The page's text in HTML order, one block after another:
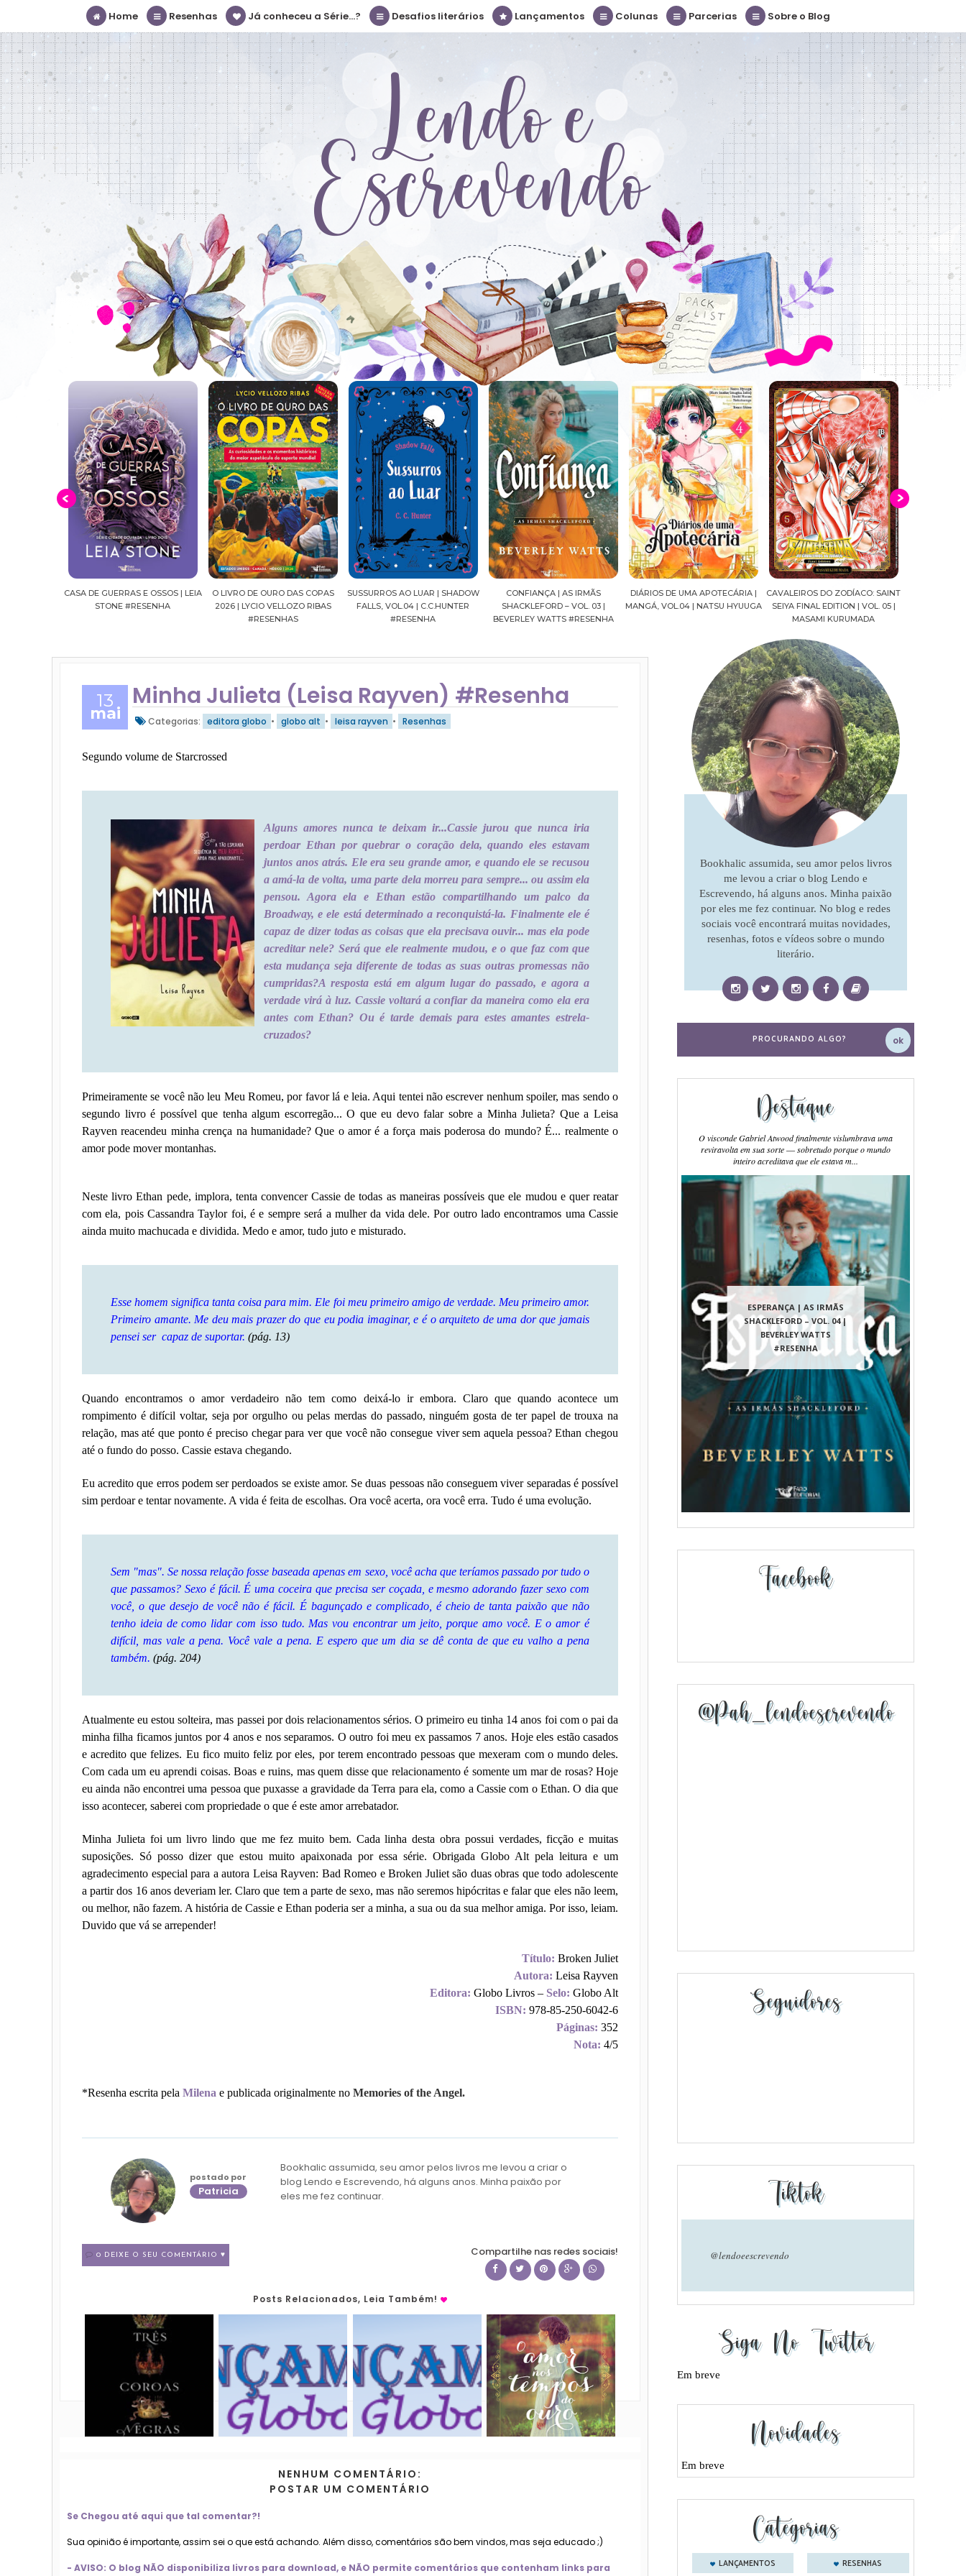
Home Resenhas Já conheceu a Série...? Desafios literários Lançamentos Colunas Parcerias Sobre o Blog
O LIVRO DE OURO DAS COPAS
2026 | LYCIO VELLOZO RIBAS
SUSSURROS AO LUAR | SHADOW
FALLS, VOL.04 | C.C.HUNTER
#RESENHA
CONFIANÇA | AS IRMÃS
SHACKLEFORD – VOL. 03 |
BEVERLEY WATTS #RESENHA
DIÁRIOS DE UMA APOTECÁRIA |
MANGÁ, VOL.04 | NATSU HYUUGA
CAVALEIROS DO ZODÍACO: SAINT
SEIYA FINAL EDITION | VOL. 05 |
CROWN OF WAR AND SHADOW |
J.R.WARD #RESENHA
13
mai
Minha Julieta (Leisa Rayven) #Resenha
Categorias: editora globo • globo alt • leisa rayven • Resenhas
Segundo volume de Starcrossed
Alguns amores nunca te deixam ir...Cassie jurou que nunca iria
perdoar Ethan por quebrar o coração dela, quando eles estavam
juntos anos atrás. Ele era seu grande amor, e quando ele se recusou
a amá-la de volta, uma parte dela morreu para sempre... ou assim ela
pensou. Agora ela e Ethan estão compartilhando um palco da
Broadway, e ele está determinado a reconquistá-la. Finalmente ele é
capaz de dizer todas as coisas que ela precisava ouvir... mas ela pode
acreditar nele? Será que ele realmente mudou, e o que faz com que
esta mudança seja diferente de todas as suas outras promessas não
cumpridas?A resposta está em algum lugar do passado, e agora a
verdade virá à luz. Cassie voltará a confiar da maneira como ela era
antes com Ethan? Ou é tarde demais para estes amantes estrela-
cruzados?
Primeiramente se você não leu Meu Romeu, por favor lá e leia. Aqui tentei não escrever nenhum spoiler, mas sendo o
segundo livro é possível que tenha algum escorregão... O que eu devo falar sobre a Minha Julieta? Que a Leisa
Rayven reacendeu minha crença na humanidade? Que o amor é a força mais poderosa do mundo? É... realmente o
amor pode mover montanhas.
Neste livro Ethan pede, implora, tenta convencer Cassie de todas as maneiras possíveis que ele mudou e quer reatar
com ela, pois Cassandra Taylor foi, é e sempre será a mulher da vida dele. Por outro lado encontramos uma Cassie
ainda muito machucada e dividida. Medo e amor, tudo juto e misturado.
Esse homem significa tanta coisa para mim. Ele foi meu primeiro amigo de verdade. Meu primeiro amor.
Primeiro amante. Me deu mais prazer do que eu podia imaginar, e é o arquiteto de uma dor que jamais
pensei ser capaz de suportar. (pág. 13)
Quando encontramos o amor verdadeiro não tem como deixá-lo ir embora. Claro que quando acontece um
rompimento é difícil voltar, seja por orgulho ou pelas merdas do passado, ninguém gosta de ter papel de trouxa na
relação, mas até que ponto é preciso chegar para ver que você não consegue viver sem aquela pessoa? Ethan chegou
até o fundo do posso. Cassie estava chegando.
Eu acredito que erros podem ser perdoados se existe amor. Se duas pessoas não conseguem viver separadas é possível
sim perdoar e tentar novamente. A vida é feita de escolhas. Ora você acerta, ora você erra. Tudo é uma evolução.
Sem "mas". Se nossa relação fosse baseada apenas em sexo, você acha que teríamos passado por tudo o
que passamos? Sexo é fácil. É uma coceira que precisa ser coçada, e mesmo adorando fazer sexo com
você, o que desejo de você não é fácil. É bagunçado e complicado, é cheio de tanta paixão que não
tenho ideia de como lidar com isso tudo. Mas vou encontrar um jeito, porque amo você. E o amor é
difícil, mas vale a pena. Você vale a pena. E espero que um dia se dê conta de que eu valho a pena
também. (pág. 204)
Atualmente eu estou solteira, mas passei por dois relacionamentos sérios. O primeiro eu tinha 14 anos foi com o pai da
minha filha ficamos juntos por 4 anos e nos separamos. O outro foi meu ex passamos 7 anos. Hoje eles estão casados
e acredito que felizes. Eu fico muito feliz por eles, por terem encontrado pessoas que mexeram com o mundo deles.
Com cada um eu aprendi coisas. Boas e ruins, mas quem disse que relacionamento é somente um mar de rosas? Hoje
eu ainda não encontrei uma pessoa que puxasse a gravidade da Terra para ela, como a Cassie com o Ethan. O dia que
isso acontecer, saberei com propriedade o que é este amor arrebatador.
Minha Julieta foi um livro lindo que me fez muito bem. Cada linha desta obra possui verdades, ficção e muitas
suposições. Só posso dizer que estou muito apaixonada por essa série. Obrigada Globo Alt pela leitura e um
agradecimento especial para a autora Leisa Rayven: Bad Romeo e Broken Juliet são duas obras que todo adolescente
a partir dos 16 anos deveriam ler. Claro que tem a parte de sexo, mas não seremos hipócritas e falar que eles não leem,
ou melhor, não fazem. A história de Cassie e Ethan poderia ser a minha, a sua ou da sua melhor amiga. Por isso, leiam.
Duvido que vá se arrepender!
Título: Broken Juliet
Autora: Leisa Rayven
Editora: Globo Livros – Selo: Globo Alt
ISBN: 978-85-250-6042-6
Páginas: 352
Nota: 4/5
*Resenha escrita pela Milena e publicada originalmente no Memories of the Angel.
postado por
Patricia
Bookhalic assumida, seu amor pelos livros me levou a criar o
blog Lendo e Escrevendo, há alguns anos. Minha paixão por
eles me fez continuar.
0 DEIXE O SEU COMENTÁRIO ♥ Compartilhe nas redes sociais!
Posts Relacionados, Leia Também!
NENHUM COMENTÁRIO:
POSTAR UM COMENTÁRIO
Se Chegou até aqui que tal comentar?!
Sua opinião é importante, assim sei o que está achando. Além disso, comentários são bem vindos, mas seja educado ;)
- AVISO: O blog NÃO disponibiliza livros para download, e NÃO permite comentários que contenham links para
Bookhalic assumida, seu amor pelos livros
me levou a criar o blog Lendo e
Escrevendo, há alguns anos. Minha paixão
por eles me fez continuar. No blog e redes
sociais você encontrará muitas novidades,
resenhas, fotos e vídeos sobre o mundo
literário.
Destaque
ESPERANÇA | AS IRMÃS
SHACKLEFORD – VOL. 04 |
BEVERLEY WATTS
#RESENHA
O visconde Gabriel Atwood finalmente vislumbrava uma
reviravolta em sua sorte ― sobretudo porque o mundo
inteiro acreditava que ele estava m...
Facebook
@pah_lendoescrevendo
Seguidores
Tiktok
@lendoeescrevendo
Siga No Twitter
Em breve
Novidades
Em breve
Categorias
LANÇAMENTOS RESENHAS